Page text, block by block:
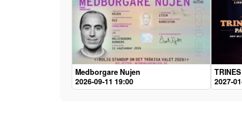
Medborgare Nujen
2026-09-11 19:00
2027-